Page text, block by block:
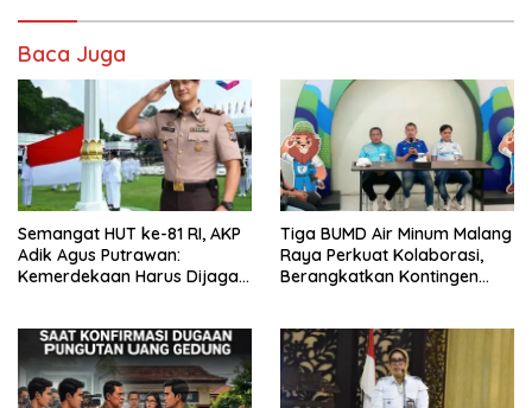
Baca Juga
Semangat HUT ke-81 RI, AKP
Adik Agus Putrawan:
Kemerdekaan Harus Dijaga
Tiga BUMD Air Minum Malang
Raya Perkuat Kolaborasi,
Berangkatkan Kontingen